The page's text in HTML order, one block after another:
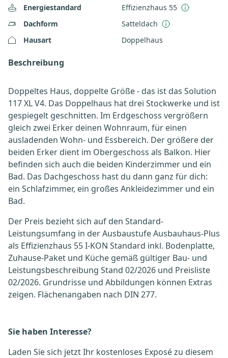
Energiestandard
Effizienzhaus 55
Dachform
Satteldach
Hausart
Doppelhaus
Beschreibung
Doppeltes Haus, doppelte Größe - das ist das Solution
117 XL V4. Das Doppelhaus hat drei Stockwerke und ist
gespiegelt geschnitten. Im Erdgeschoss vergrößern
gleich zwei Erker deinen Wohnraum, für einen
ausladenden Wohn- und Essbereich. Der größere der
beiden Erker dient im Obergeschoss als Balkon. Hier
befinden sich auch die beiden Kinderzimmer und ein
Bad. Das Dachgeschoss hast du dann ganz für dich:
ein Schlafzimmer, ein großes Ankleidezimmer und ein
Bad.
Der Preis bezieht sich auf den Standard-
Leistungsumfang in der Ausbaustufe Ausbauhaus-Plus
als Effizienzhaus 55 I-KON Standard inkl. Bodenplatte,
Zuhause-Paket und Küche gemäß gültiger Bau- und
Leistungsbeschreibung Stand 02/2026 und Preisliste
02/2026. Grundrisse und Abbildungen können Extras
zeigen. Flächenangaben nach DIN 277.
Sie haben Interesse?
Laden Sie sich jetzt Ihr kostenloses Exposé zu diesem